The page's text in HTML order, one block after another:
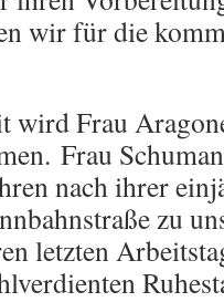
wir für die
wird Frau
Frau
nach ihrer
zu
letzten